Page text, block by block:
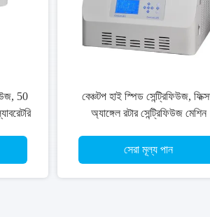
50
বেঞ্চটপ হাই স্পিড সেন্ট্রিফিউজ,
অ্যাঙ্গেল রটার সেন্ট্রিফিউজ মেশিন
সেরা মূল্য পান